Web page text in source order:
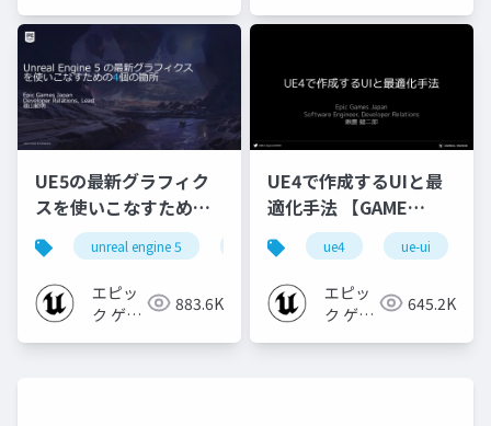
UE5の最新グラフィク
スを使いこなすための4
個の勘所
[CEDEC+KYUSHU
2023]
unreal engine 5 cedec cedec+kyushu
エピッ
ク ゲー
883.6K
UE4で作成するUIと最
適化手法 【GAME
CREATORS
CONFERENCE '20】
ue4 ue-ui
エピッ
ク ゲー
645.2K